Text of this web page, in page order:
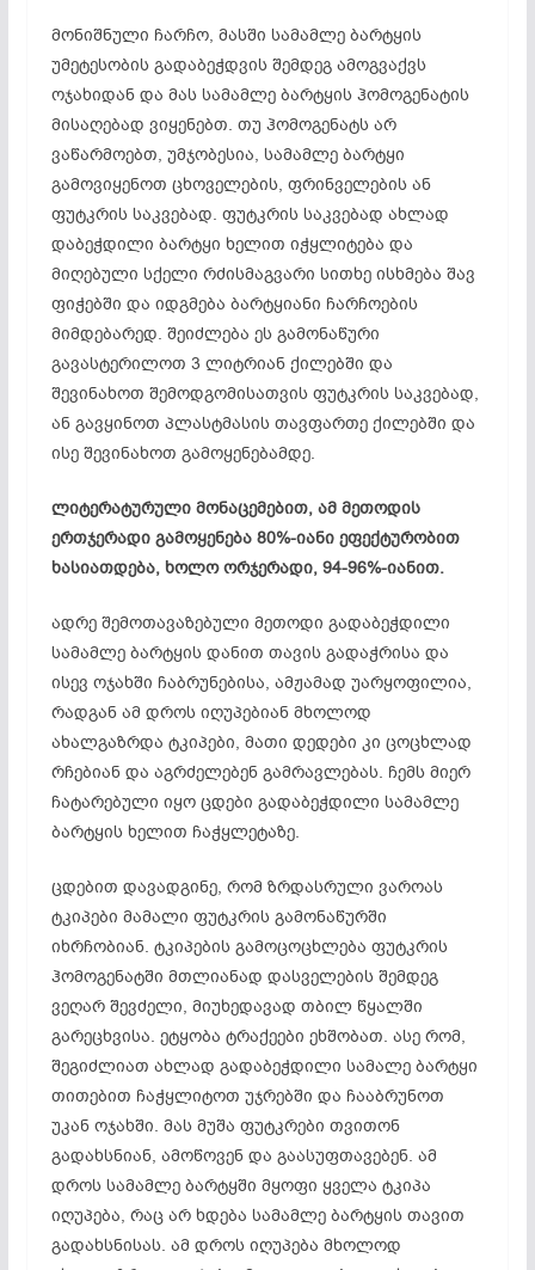
მონიშნული ჩარჩო, მასში სამამლე ბარტყის
უმეტესობის გადაბეჭდვის შემდეგ ამოგვაქვს
ოჯახიდან და მას სამამლე ბარტყის ჰომოგენატის
მისაღებად ვიყენებთ. თუ ჰომოგენატს არ
ვაწარმოებთ, უმჯობესია, სამამლე ბარტყი
გამოვიყენოთ ცხოველების, ფრინველების ან
ფუტკრის საკვებად. ფუტკრის საკვებად ახლად
დაბეჭდილი ბარტყი ხელით იჭყლიტება და
მიღებული სქელი რძისმაგვარი სითხე ისხმება შავ
ფიჭებში და იდგმება ბარტყიანი ჩარჩოების
მიმდებარედ. შეიძლება ეს გამონაწური
გავასტერილოთ 3 ლიტრიან ქილებში და
შევინახოთ შემოდგომისათვის ფუტკრის საკვებად,
ან გავყინოთ პლასტმასის თავფართე ქილებში და
ისე შევინახოთ გამოყენებამდე.
ლიტერატურული მონაცემებით, ამ მეთოდის
ერთჯერადი გამოყენება 80%-იანი ეფექტურობით
ხასიათდება, ხოლო ორჯერადი, 94-96%-იანით.
ადრე შემოთავაზებული მეთოდი გადაბეჭდილი
სამამლე ბარტყის დანით თავის გადაჭრისა და
ისევ ოჯახში ჩაბრუნებისა, ამჟამად უარყოფილია,
რადგან ამ დროს იღუპებიან მხოლოდ
ახალგაზრდა ტკიპები, მათი დედები კი ცოცხლად
რჩებიან და აგრძელებენ გამრავლებას. ჩემს მიერ
ჩატარებული იყო ცდები გადაბეჭდილი სამამლე
ბარტყის ხელით ჩაჭყლეტაზე.
ცდებით დავადგინე, რომ ზრდასრული ვაროას
ტკიპები მამალი ფუტკრის გამონაწურში
იხრჩობიან. ტკიპების გამოცოცხლება ფუტკრის
ჰომოგენატში მთლიანად დასველების შემდეგ
ვეღარ შევძელი, მიუხედავად თბილ წყალში
გარეცხვისა. ეტყობა ტრაქეები ეხშობათ. ასე რომ,
შეგიძლიათ ახლად გადაბეჭდილი სამალე ბარტყი
თითებით ჩაჭყლიტოთ უჯრებში და ჩააბრუნოთ
უკან ოჯახში. მას მუშა ფუტკრები თვითონ
გადახსნიან, ამოწოვენ და გაასუფთავებენ. ამ
დროს სამამლე ბარტყში მყოფი ყველა ტკიპა
იღუპება, რაც არ ხდება სამამლე ბარტყის თავით
გადახსნისას. ამ დროს იღუპება მხოლოდ